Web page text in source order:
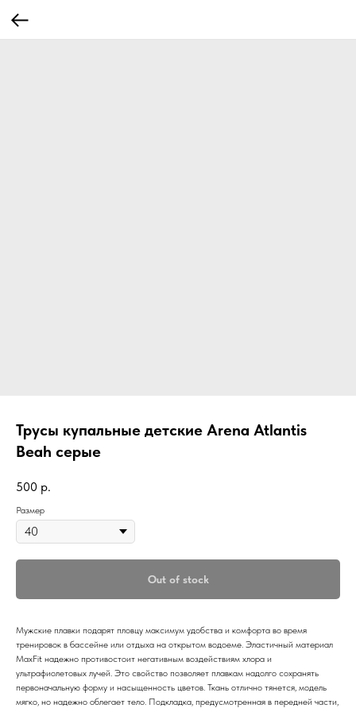
Трусы купальные детские Arena Atlantis
Beah серые
500 р.
Размер
Out of stock
Мужские плавки подарят пловцу максимум удобства и комфорта во время
тренировок в бассейне или отдыха на открытом водоеме. Эластичный материал
MaxFit надежно противостоит негативным воздействиям хлора и
ультрафиолетовых лучей. Это свойство позволяет плавкам надолго сохранять
первоначальную форму и насыщенность цветов. Ткань отлично тянется, модель
мягко, но надежно облегает тело. Подкладка, предусмотренная в передней части,